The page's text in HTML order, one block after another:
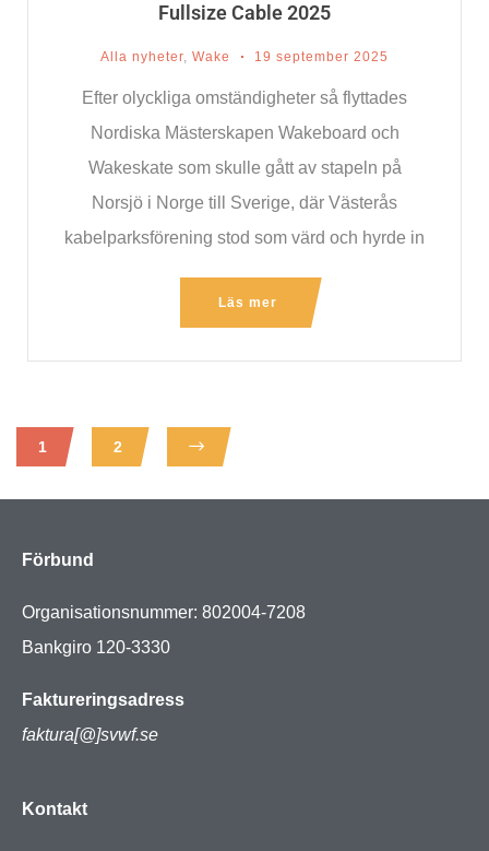
Fullsize Cable 2025
Alla nyheter, Wake 19 september 2025
Efter olyckliga omständigheter så flyttades
Nordiska Mästerskapen Wakeboard och
Wakeskate som skulle gått av stapeln på
Norsjö i Norge till Sverige, där Västerås
kabelparksförening stod som värd och hyrde in
Läs mer
1 2
Förbund
Organisationsnummer: 802004-7208
Bankgiro 120-3330
Faktureringsadress
faktura[@]svwf.se
Kontakt